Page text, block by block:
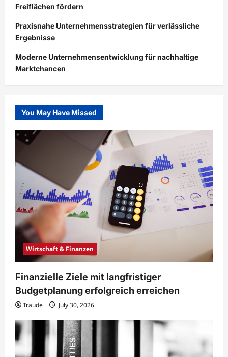
Freiflächen fördern
Praxisnahe Unternehmensstrategien für verlässliche
Ergebnisse
Moderne Unternehmensentwicklung für nachhaltige
Marktchancen
You May Have Missed
Wirtschaft & Finanzen
Finanzielle Ziele mit langfristiger
Budgetplanung erfolgreich erreichen
Traude July 30, 2026